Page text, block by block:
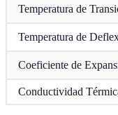
Temperatura de
Temperatura de
Coeficiente de
Conductividad